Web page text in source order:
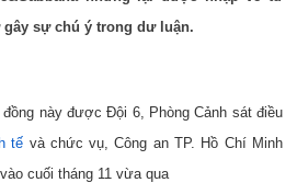
sự chú ý trong dư luận.
này được Đội 6, Phòng Cảnh sát điều
tế và chức vụ, Công an TP. Hồ Chí Minh
cuối tháng 11 vừa qua